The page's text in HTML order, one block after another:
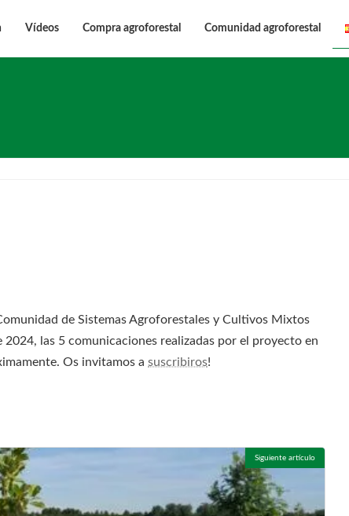
Vídeos Compra agroforestal Comunidad agroforestal
de Sistemas Agroforestales y Cultivos Mixtos
las 5 comunicaciones realizadas por el proyecto en
Os invitamos a suscribiros!
Siguiente artículo